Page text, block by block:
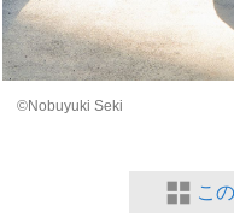
©Nobuyuki Seki
こ